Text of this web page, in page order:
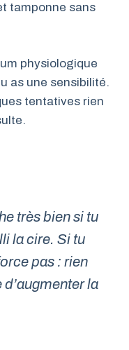
tamponne sans
physiologique
as une sensibilité.
tentatives rien
très bien si tu
la cire. Si tu
pas : rien
d’augmenter la